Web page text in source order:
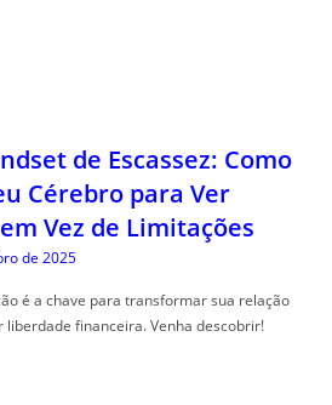
de Escassez: Como
Cérebro para Ver
Vez de Limitações
de 2025
é a chave para transformar sua relação
financeira. Venha descobrir!